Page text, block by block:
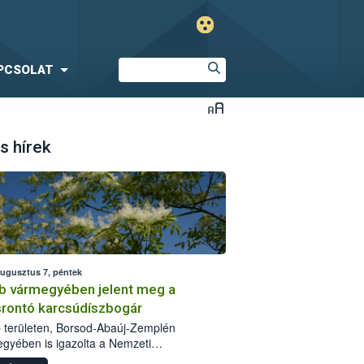
hírek
7, péntek
vármegyében jelent meg a
karcsúdíszbogár
területen, Borsod-Abaúj-Zemplén
is igazolta a Nemzeti
biztonsági Hivatal (Nébih) a